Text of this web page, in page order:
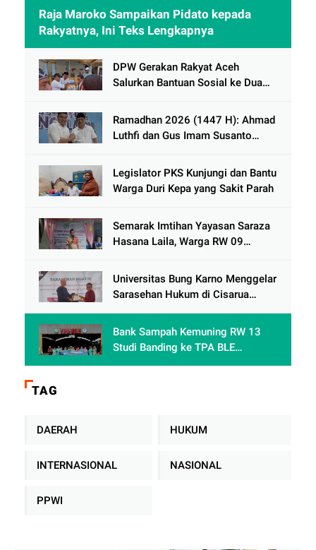
Raja Maroko Sampaikan Pidato kepada
Rakyatnya, Ini Teks Lengkapnya
DPW Gerakan Rakyat Aceh
Salurkan Bantuan Sosial ke Dua
Ramadhan 2026 (1447 H): Ahmad
Luthfi dan Gus Imam Susanto
Berkelanjutan
Legislator PKS Kunjungi dan Bantu
Warga Duri Kepa yang Sakit Parah
Semarak Imtihan Yayasan Saraza
Hasana Laila, Warga RW 09
Sambut Ramadhan 1447 Hijriah
Universitas Bung Karno Menggelar
Sarasehan Hukum di Cisarua
meningkatkan pemahaman
akademis Mahasiswa Fakultas
Bank Sampah Kemuning RW 13
Studi Banding ke TPA BLE
Banyumas: Belajar Mengolah
TAG
DAERAH HUKUM
INTERNASIONAL NASIONAL
PPWI